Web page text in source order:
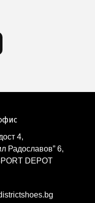
4,
Радославов” 6,
DEPOT